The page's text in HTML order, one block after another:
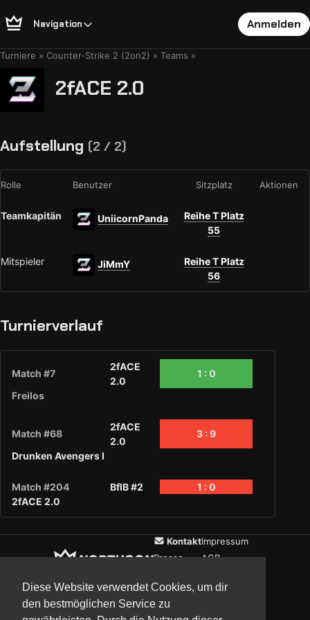
Diese Website verwendet Cookies, um dir
den bestmöglichen Service zu
Navigation Anmelden
Turniere Counter-Strike 2 (2on2) Teams
2fACE 2.0
Aufstellung (2 / 2)
Rolle Benutzer Sitzplatz Aktionen
Teamkapitän UniicornPanda
Reihe T Platz
55
Mitspieler JiMmY
Reihe T Platz
56
Turnierverlauf
Match #7
2fACE
2.0
1 : 0
Freilos
Match #68
2fACE
2.0
3 : 9
Drunken Avengers I
Match #204 BflB #2
1 : 0
2fACE 2.0
Kontakt
Presse
Impressum
AGB